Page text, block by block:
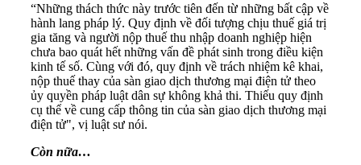
“Những thách thức này trước tiên đến từ những bất cập về
hành lang pháp lý. Quy định về đối tượng chịu thuế giá trị
gia tăng và người nộp thuế thu nhập doanh nghiệp hiện
chưa bao quát hết những vấn đề phát sinh trong điều kiện
kinh tế số. Cùng với đó, quy định về trách nhiệm kê khai,
nộp thuế thay của sàn giao dịch thương mại điện tử theo
ủy quyền pháp luật dân sự không khả thi. Thiếu quy định
cụ thể về cung cấp thông tin của sàn giao dịch thương mại
điện tử", vị luật sư nói.
Còn nữa…